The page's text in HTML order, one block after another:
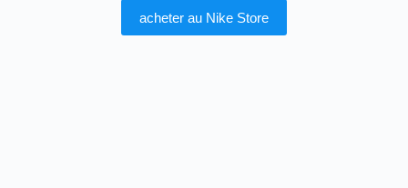
acheter au Nike Store